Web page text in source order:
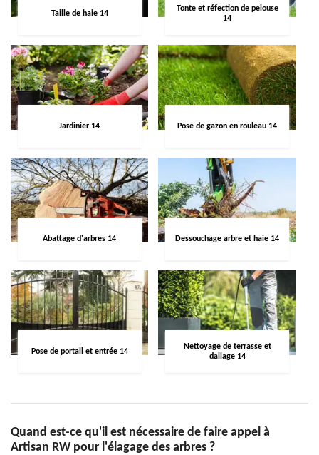
Taille de haie 14
Tonte et réfection de pelouse
14
Jardinier 14 Pose de gazon en rouleau 14
Abattage d'arbres 14 Dessouchage arbre et haie 14
Pose de portail et entrée 14
Nettoyage de terrasse et
dallage 14
Quand est-ce qu'il est nécessaire de faire appel à
Artisan RW pour l'élagage des arbres ?